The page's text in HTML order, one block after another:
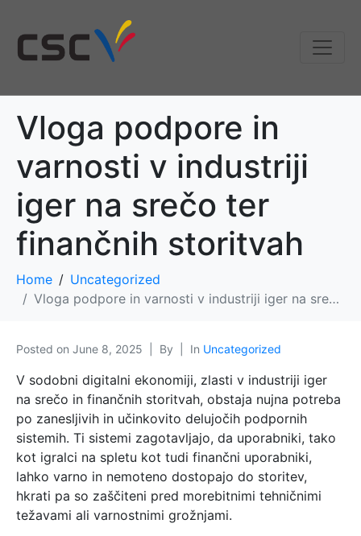
Vloga podpore in
varnosti v industriji
iger na srečo ter
finančnih storitvah
Home
Uncategorized
Vloga podpore in varnosti v industriji iger na srečo ter finančnih storitvah
Posted on June 8, 2025 By In Uncategorized
V sodobni digitalni ekonomiji, zlasti v industriji iger
na srečo in finančnih storitvah, obstaja nujna potreba
po zanesljivih in učinkovito delujočih podpornih
sistemih. Ti sistemi zagotavljajo, da uporabniki, tako
kot igralci na spletu kot tudi finančni uporabniki,
lahko varno in nemoteno dostopajo do storitev,
hkrati pa so zaščiteni pred morebitnimi tehničnimi
težavami ali varnostnimi grožnjami.